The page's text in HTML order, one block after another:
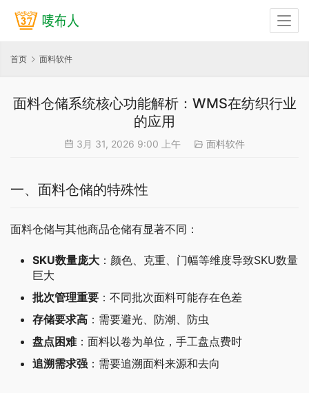
首页 面料软件
面料仓储系统核心功能解析：WMS在纺织行业
的应用
3月 31, 2026 9:00 上午 面料软件
一、面料仓储的特殊性
面料仓储与其他商品仓储有显著不同：
SKU数量庞大 ：颜色、克重、门幅等维度导致SKU数量
巨大
批次管理重要 ：不同批次面料可能存在色差
存储要求高 ：需要避光、防潮、防虫
盘点困难：面料以卷为单位，手工盘点费时
追溯需求强 ：需要追溯面料来源和去向